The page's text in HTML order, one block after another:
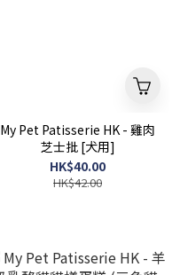
My Pet Patisserie HK - 雞肉
芝士批 [犬用]
HK$40.00
HK$42.00